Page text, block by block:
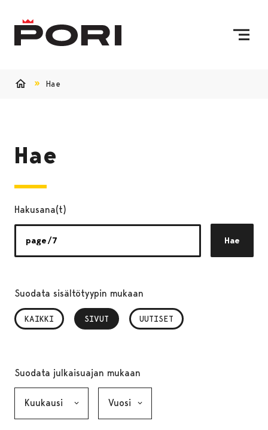
Hae
Hae
Hakusana(t)
Hae
Suodata sisältötyypin mukaan
KAIKKI SIVUT
, VALITTU UUTISET
Suodata julkaisuajan mukaan